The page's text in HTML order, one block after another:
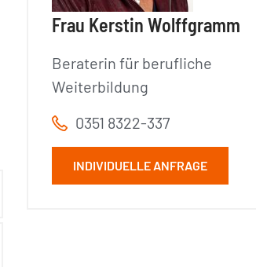
Frau Kerstin Wolffgramm
Beraterin für berufliche
Weiterbildung
0351 8322-337
INDIVIDUELLE ANFRAGE